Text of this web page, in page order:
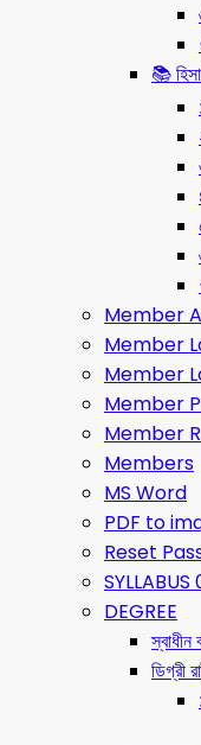
📚
Member
Member
Member
Member
Member
Members
MS Word
PDF to
Reset
DEGREE
ডিগ্রী